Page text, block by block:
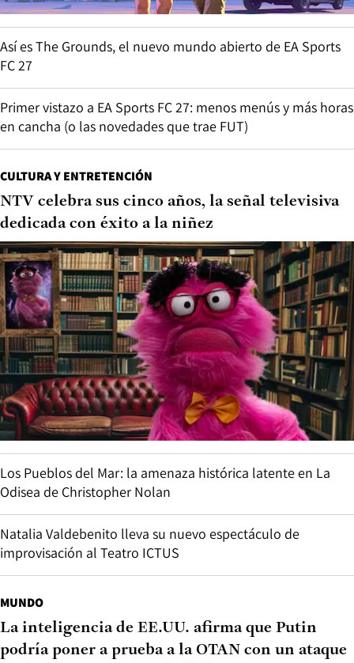
Así es The Grounds, el nuevo mundo abierto de EA Sports
FC 27
Primer vistazo a EA Sports FC 27: menos menús y más horas
en cancha (o las novedades que trae FUT)
CULTURA Y ENTRETENCIÓN
NTV celebra sus cinco años, la señal televisiva
dedicada con éxito a la niñez
Los Pueblos del Mar: la amenaza histórica latente en La
Odisea de Christopher Nolan
Natalia Valdebenito lleva su nuevo espectáculo de
improvisación al Teatro ICTUS
MUNDO
La inteligencia de EE.UU. afirma que Putin
podría poner a prueba a la OTAN con un ataque